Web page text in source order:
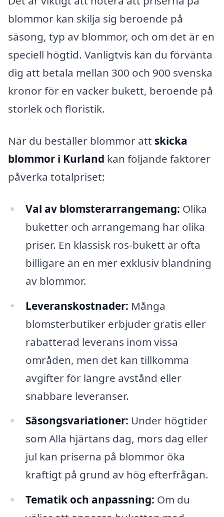
blommor kan skilja sig beroende på
säsong, typ av blommor, och om det är en
speciell högtid. Vanligtvis kan du förvänta
dig att betala mellan 300 och 900 svenska
kronor för en vacker bukett, beroende på
storlek och floristik.
När du beställer blommor att skicka
blommor i Kurland kan följande faktorer
påverka totalpriset:
Val av blomsterarrangemang: Olika
buketter och arrangemang har olika
priser. En klassisk ros-bukett är ofta
billigare än en mer exklusiv blandning
av blommor.
Leveranskostnader: Många
blomsterbutiker erbjuder gratis eller
rabatterad leverans inom vissa
områden, men det kan tillkomma
avgifter för längre avstånd eller
snabbare leveranser.
Säsongsvariationer: Under högtider
som Alla hjärtans dag, mors dag eller
jul kan priserna på blommor öka
kraftigt på grund av hög efterfrågan.
Tematik och anpassning: Om du